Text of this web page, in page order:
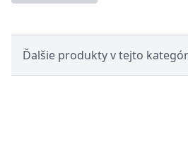
Ďalšie produkty v tejto